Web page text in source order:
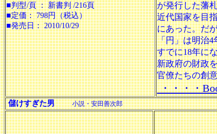
■判型/頁 ： 新書判 /216頁
■定価： 798円（税込）
■発売日： 2010/10/29
が発行した藩
近代国家を目
にあった。だ
「円」は明治
すでに18年に
新政府の財政
官僚たちの創
・・・・
儲けすぎた男 小説・安田善次郎